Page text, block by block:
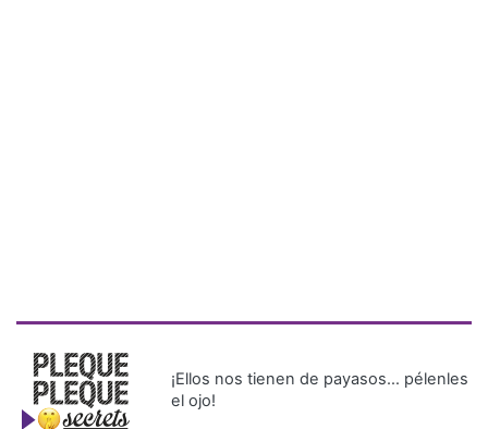
¡Ellos nos tienen de payasos… pélenles
el ojo!